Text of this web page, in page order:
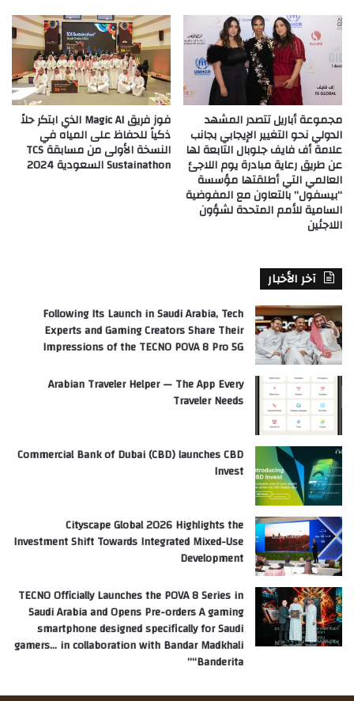
مجموعة أباريل تتصدر المشهد
الدولي نحو التغيير الإيجابي بجانب
علامة أف فايف جلوبال التابعة لها
عن طريق رعاية مبادرة يوم اللاجئ
العالمي التي أطلقتها مؤسسة
“بيسفول” بالتعاون مع المفوضية
السامية للأمم المتحدة لشؤون
اللاجئين
فوز فريق Magic AI الذي ابتكر حلاً
ذكياً للحفاظ على المياه في
النسخة الأولى من مسابقة TCS
Sustainathon السعودية 2024
آخر الأخبار
Following Its Launch in Saudi Arabia, Tech
Experts and Gaming Creators Share Their
Impressions of the TECNO POVA 8 Pro 5G
Arabian Traveler Helper — The App Every
Traveler Needs
Commercial Bank of Dubai (CBD) launches CBD
Invest
Cityscape Global 2026 Highlights the
Investment Shift Towards Integrated Mixed-Use
Development
TECNO Officially Launches the POVA 8 Series in
Saudi Arabia and Opens Pre-orders A gaming
smartphone designed specifically for Saudi
gamers… in collaboration with Bandar Madkhali
“Banderita”